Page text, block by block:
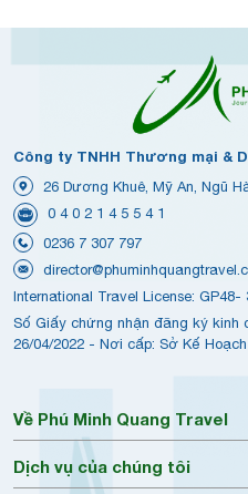
Công ty TNHH Thương mại &
26 Dương Khuê, Mỹ An, Ngũ
0 4 0 2 1 4 5 5 4 1
0236 7 307 797
International Travel License: GP48-
Số Giấy chứng nhận đăng ký kinh
26/04/2022 - Nơi cấp: Sở Kế
Về Phú Minh Quang Travel
Dịch vụ của chúng tôi